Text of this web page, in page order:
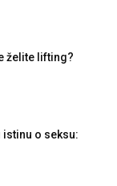
želite lifting?
istinu o seksu: